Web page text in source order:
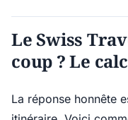
Le Swiss
coup ? Le
La réponse honnête